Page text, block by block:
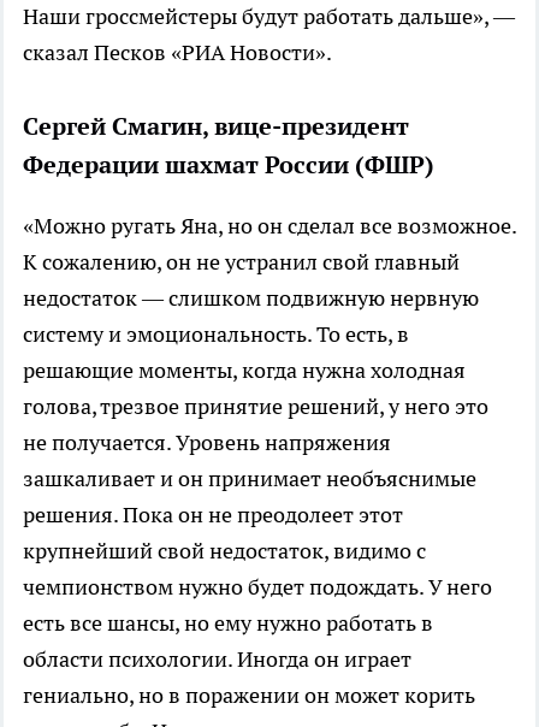
Наши гроссмейстеры будут работать дальше», —
сказал Песков «РИА Новости».
Сергей Смагин, вице-президент
Федерации шахмат России (ФШР)
«Можно ругать Яна, но он сделал все возможное.
К сожалению, он не устранил свой главный
недостаток — слишком подвижную нервную
систему и эмоциональность. То есть, в
решающие моменты, когда нужна холодная
голова, трезвое принятие решений, у него это
не получается. Уровень напряжения
зашкаливает и он принимает необъяснимые
решения. Пока он не преодолеет этот
крупнейший свой недостаток, видимо с
чемпионством нужно будет подождать. У него
есть все шансы, но ему нужно работать в
области психологии. Иногда он играет
гениально, но в поражении он может корить